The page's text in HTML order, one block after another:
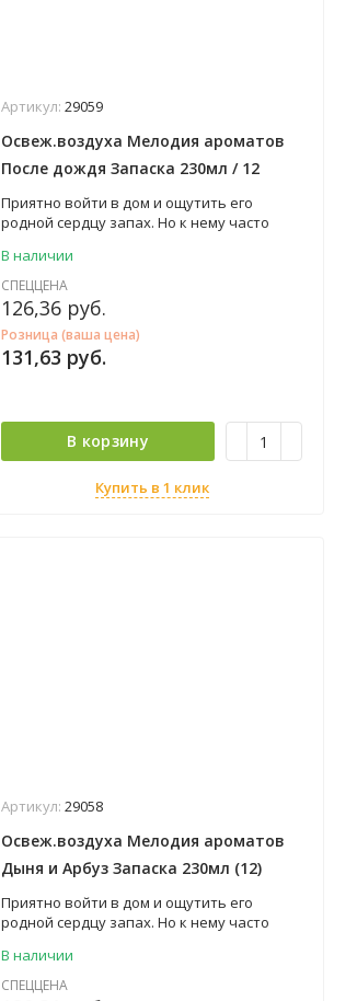
Артикул:29059
Освеж.воздуха Мелодия ароматов
После дождя Запаска 230мл / 12
Приятно войти в дом и ощутить его
родной сердцу запах. Но к нему часто
что сильно портит впечатление. Ведь
аромат, который царит в вашем жилище,
это залог комфорта и хорошего
настроения! Освежитель воздуха от
торговой марки «Мелодия ароматов»
наполнит ваш дом запахом уюта и
В наличии
СПЕЦЦЕНА
126,36 руб.
Розница (ваша цена)
131,63 руб.
В корзину
Купить в 1 клик
Артикул:29058
Освеж.воздуха Мелодия ароматов
Дыня и Арбуз Запаска 230мл (12)
Приятно войти в дом и ощутить его
родной сердцу запах. Но к нему часто
что сильно портит впечатление. Ведь
аромат, который царит в вашем жилище,
В наличии
СПЕЦЦЕНА